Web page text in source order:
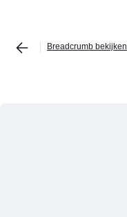
Breadcrumb bekijken